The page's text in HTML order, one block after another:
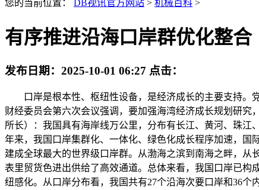
您的当前位置： DB视讯官方网站 > 机械百科 >
有序推进沿海口岸群优化整合
发布日期： 2025-10-01 06:27 点击：
口岸是根本性、枢纽性设备，是经济成长的主要支持。党
财经委员会第六次会议强调，要加强海湾经济成长规划研
所长）：我国具有海岸线万公里，分布有长江、黄河、珠
年来，我国口岸集群化、一体化、绿色化成长程序加速，国
建成全球最大的世界级口岸群。从渤海之滨到南海之畔，
表里贸货色进出供给了高效通道。总体来看，我国口岸已构
纽感化。从口岸分布看，我国共有27个沿海次要口岸和36